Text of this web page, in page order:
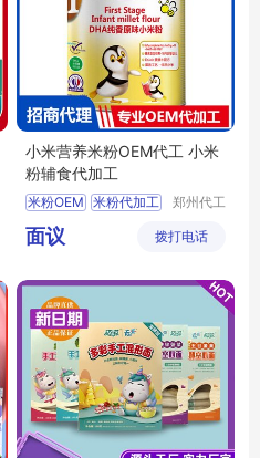
小米营养米粉OEM代工 小米
粉辅食代加工
米粉OEM 米粉代加工
小米辅食批发
米粉定制
郑州代工
技有限公
面议 拨打电话